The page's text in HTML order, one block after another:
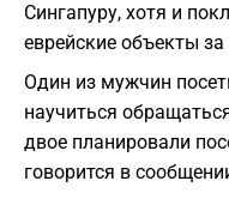
Сингапуру, хотя и
еврейские объекты
Один из мужчин
научиться
двое планировали
говорится в